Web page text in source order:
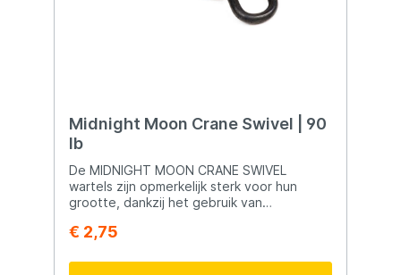
Midnight Moon Crane Swivel | 90
lb
De MIDNIGHT MOON CRANE SWIVEL
wartels zijn opmerkelijk sterk voor hun
grootte, dankzij het gebruik van
kenmerken van deze wartels: Hoogwaardig
hoogwaardig staal, wat bijdraagt aan hun
€ 2,75